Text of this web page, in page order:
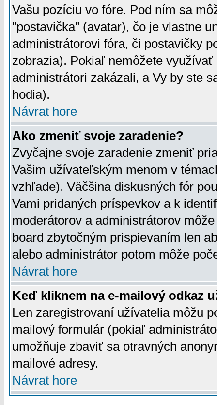
Vašu pozíciu vo fóre. Pod ním sa
"postavička" (avatar), čo je vlastne
administrátorovi fóra, či postavičky
zobrazia). Pokiaľ nemôžete
administrátori zakázali, a Vy by ste
hodia).
Návrat hore
Ako zmeniť svoje zaradenie?
Zvyčajne svoje zaradenie zmeniť
Vašim užívateľským menom v
vzhľade). Väčšina diskusných fór
Vami pridaných príspevkov a k
moderátorov a administrátorov
board zbytočným prispievaním len
alebo administrátor potom môže
Návrat hore
Keď kliknem na e-mailový odkaz
Len zaregistrovaní užívatelia môžu
mailový formulár (pokiaľ
umožňuje zbaviť sa otravných
mailové adresy.
Návrat hore